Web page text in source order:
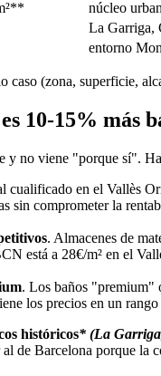
núcleo
La Garriga,
entorno
caso (zona, superficie,
10-15% más
no viene "porque sí".
cualificado en el Vallès
sin comprometer la
. Almacenes de
está a 28€/m² en el
. Los baños "premium"
los precios en un
históricos* (La
de Barcelona porque la